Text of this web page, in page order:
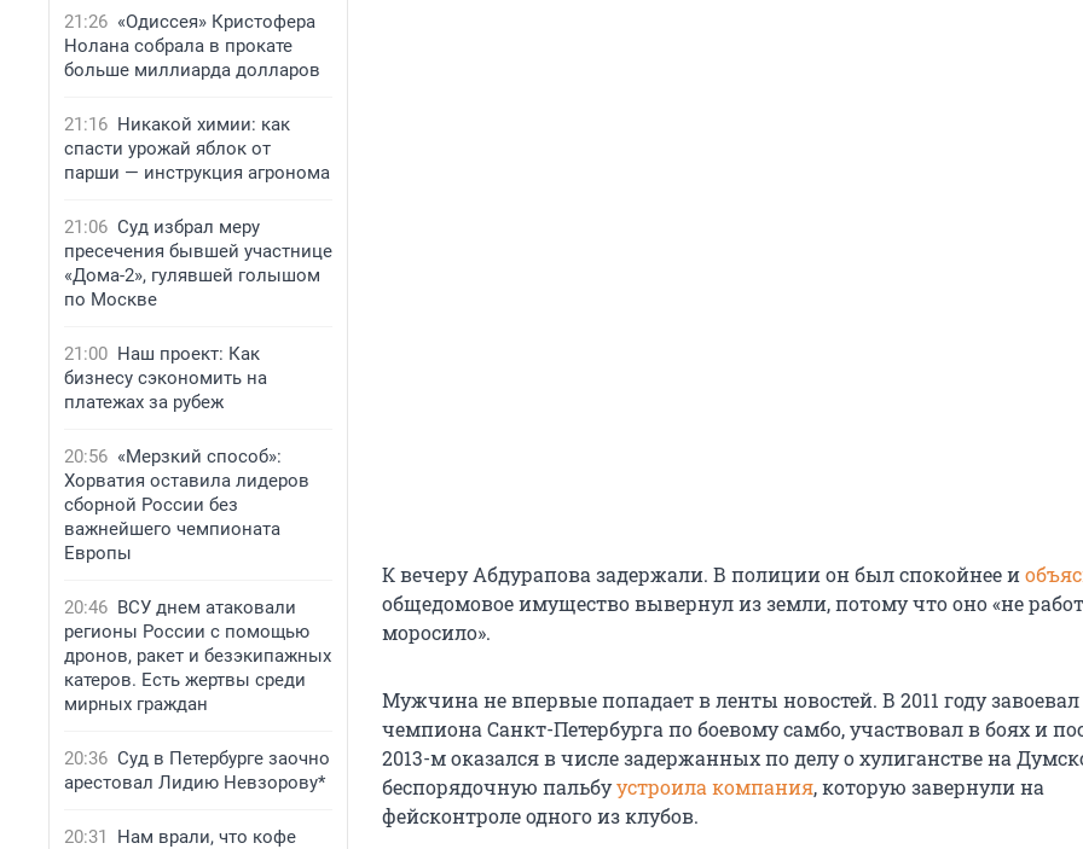
21:26 «Одиссея» Кристофера
Нолана собрала в прокате
больше миллиарда долларов
21:16 Никакой химии: как
спасти урожай яблок от
парши — инструкция агронома
21:06 Суд избрал меру
пресечения бывшей участнице
«Дома-2», гулявшей голышом
по Москве
21:00 Наш проект: Как
бизнесу сэкономить на
платежах за рубеж
20:56 «Мерзкий способ»:
Хорватия оставила лидеров
сборной России без
важнейшего чемпионата
Европы
20:46 ВСУ днем атаковали
регионы России с помощью
дронов, ракет и безэкипажных
катеров. Есть жертвы среди
мирных граждан
20:36 Суд в Петербурге заочно
арестовал Лидию Невзорову*
20:31
Нам врали, что кофе
К вечеру Абдурапова задержали. В полиции он был спокойнее и
общедомовое имущество вывернул из земли, потому что оно «не
моросило».
Мужчина не впервые попадает в ленты новостей. В 2011 году
чемпиона Санкт-Петербурга по боевому самбо, участвовал в боях и
2013-м оказался в числе задержанных по делу о хулиганстве на
беспорядочную пальбуустроила компания, которую завернули на
фейсконтроле одного из клубов.